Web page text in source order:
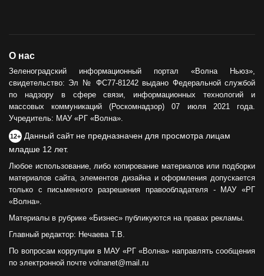
О нас
Зеленоградский информационный портал «Волна Ньюз»,
свидетельство: Эл № ФС77-81242 выдано Федеральной службой
по надзору в сфере связи, информационных технологий и
массовых коммуникаций (Роскомнадзор) 07 июля 2021 года.
Учредитель: МАУ «РГ «Волна».
12+ Данный сайт не предназначен для просмотра лицам
младше 12 лет.
Любое использование, либо копирование материалов или подборки
материалов сайта, элементов дизайна и оформления допускается
только с письменного разрешения правообладателя - МАУ «РГ
«Волна».
Материалы в рубрике «Бизнес» публикуются на правах рекламы.
Главный редактор: Нечаева Т.В.
По вопросам коррупции в МАУ «РГ «Волна» направлять сообщения
по электронной почте volnanet@mail.ru